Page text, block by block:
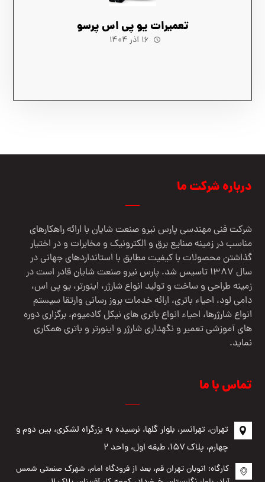
تعمیرات یو پی اس پرسو
۱۶ آذر ۱۴۰۴
درباره شرکت ما
شرکت فنی مهندسي پارس نيرو صنعت شایان با ارائه راهکارهای
مناسب در زمینه صنایع برق و الکترونیک و مخابرات و در اختیار
گذاشتن محصولات با کیفیت مطابق با استانداردهای جهانی در
سال 1387 تاسیس شد. پارس نیرو صنعت شایان قادر است در
زمینه طراحی و ساخت و تولید انواع شارژر، اینورتر، یو پی اس،
دامی لود، احیاء باتری، ارائه خدمات بروز رسانی وارتقا سیستم
انواع شارژرها، احیاء انواع باتری های نیکل کادمیوم، برگزاری دوره
های آموزشی تعمیر و نگهداری شارژر و اینورتر و باتری همکاری
نماید.
تماس با ما
تهران، تهرانسر، بلوار گلها، نرسیده به بزرگراه لشکری، بین دوم و
چهارم، پلاک ۱۵۷، طبقه اول، واحد ۲
کارگاه: اتوبان تهران قم، بعد از فرودگاه امام، شهرک صنعتی شمس